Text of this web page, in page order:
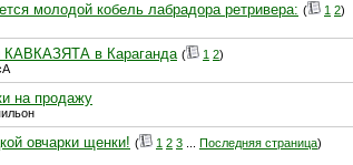
молодой кобель лабрадора ретривера: ( 1 2)
КАВКАЗЯТА в Караганда ( 1 2)
на продажу
овчарки щенки! ( 1 2 3 Последняя страница)